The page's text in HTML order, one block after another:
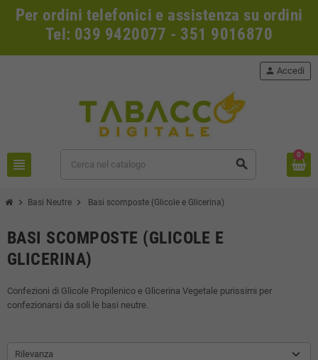
Per ordini telefonici e assistenza su ordini
Tel: 039 9420077 - 351 9016870
view_headline search
person Accedi
0
chevron_right Basi Neutre chevron_right Basi scomposte (Glicole e Glicerina)
BASI SCOMPOSTE (GLICOLE E
GLICERINA)
Confezioni di Glicole Propilenico e Glicerina Vegetale purissimi per
confezionarsi da soli le basi neutre.
Rilevanza